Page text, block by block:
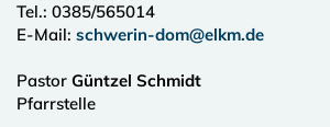
Tel.: 0385/565014
E-Mail: schwerin-dom@elkm.de
Pastor Güntzel Schmidt
Pfarrstelle